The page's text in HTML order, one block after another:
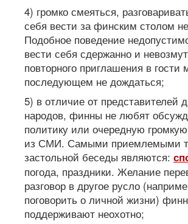
4) громко смеяться,
себя вести за финским столом
Подобное поведение
вести себя сдержанно и
повторного приглашения в гости
последующем не дождаться;
5) в отличие от представителей
народов, финны не любят
политику или очередную
из СМИ. Самыми приемлемыми
застольной беседы являются:
погода, праздники. Желание
разговор в другое русло
поговорить о личной жизни)
поддерживают неохотно;